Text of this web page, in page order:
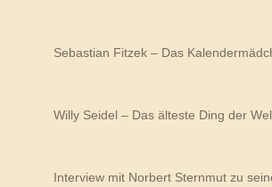
Sebastian Fitzek – Das
Willy Seidel – Das älteste Ding der
Interview mit Norbert Sternmut zu